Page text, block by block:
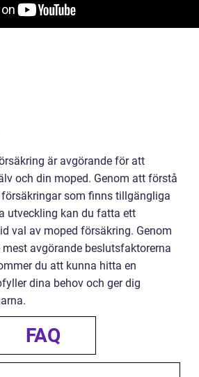
är avgörande för att
och din moped. Genom att förstå
som finns tillgängliga
utveckling kan du fatta ett
val av moped försäkring. Genom
avgörande beslutsfaktorerna
du att kunna hitta en
dina behov och ger dig
FAQ